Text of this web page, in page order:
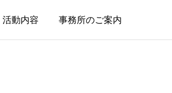
活動内容 事務所のご案内